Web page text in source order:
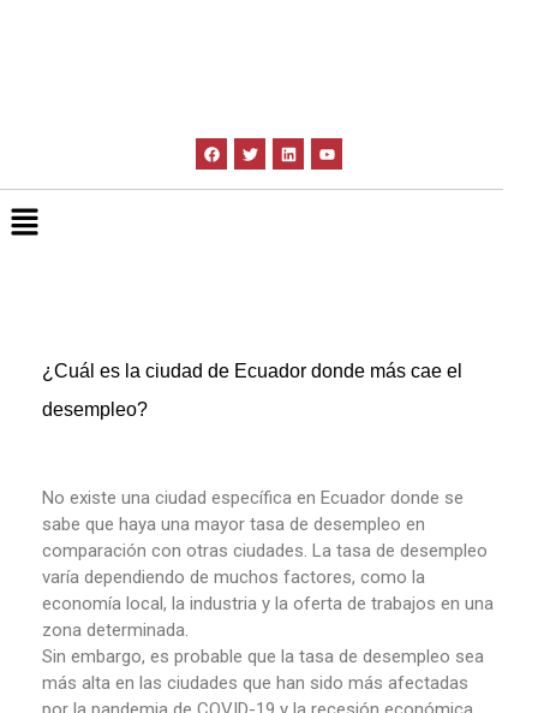
¿Cuál es la ciudad de Ecuador donde más cae el
desempleo?
No existe una ciudad específica en Ecuador donde se
sabe que haya una mayor tasa de desempleo en
comparación con otras ciudades. La tasa de desempleo
varía dependiendo de muchos factores, como la
economía local, la industria y la oferta de trabajos en una
zona determinada.
Sin embargo, es probable que la tasa de desempleo sea
más alta en las ciudades que han sido más afectadas